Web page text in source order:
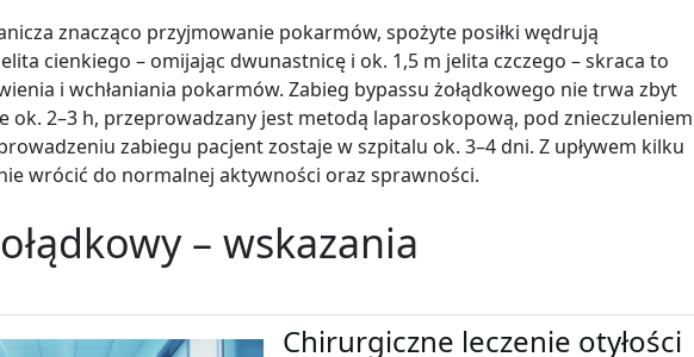
znacząco przyjmowanie pokarmów, spożyte posiłki wędrują
cienkiego – omijając dwunastnicę i ok. 1,5 m jelita czczego – skraca to
i wchłaniania pokarmów. Zabieg bypassu żołądkowego nie trwa zbyt
ok. 2–3 h, przeprowadzany jest metodą laparoskopową, pod znieczuleniem
zabiegu pacjent zostaje w szpitalu ok. 3–4 dni. Z upływem kilku
wrócić do normalnej aktywności oraz sprawności.
– wskazania
Chirurgiczne leczenie otyłości